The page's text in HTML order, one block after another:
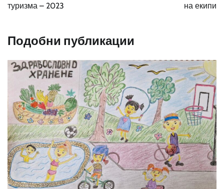
туризма – 2023
на екипи
Подобни публикации